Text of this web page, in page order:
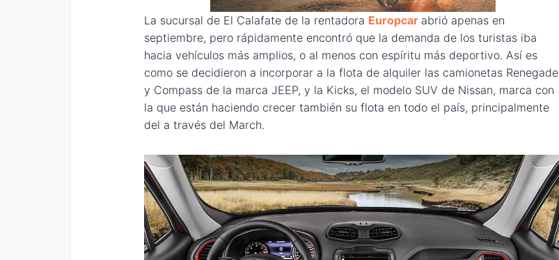
La sucursal de El Calafate de la rentadora Europcar abrió apenas en
septiembre, pero rápidamente encontró que la demanda de los turistas iba
hacia vehículos más amplios, o al menos con espíritu más deportivo. Así es
como se decidieron a incorporar a la flota de alquiler las camionetas Renegade
y Compass de la marca JEEP, y la Kicks, el modelo SUV de Nissan, marca con
la que están haciendo crecer también su flota en todo el país, principalmente
del a través del March.